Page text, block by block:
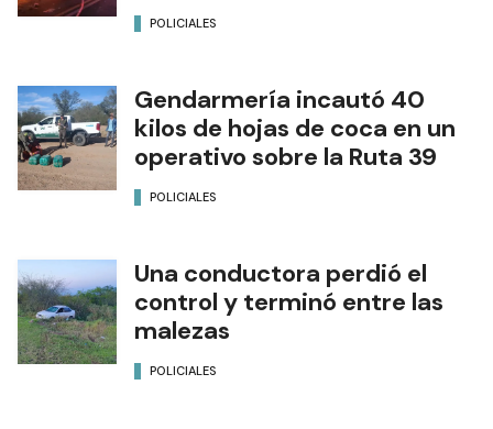
POLICIALES
Gendarmería incautó 40
kilos de hojas de coca en un
operativo sobre la Ruta 39
POLICIALES
Una conductora perdió el
control y terminó entre las
malezas
POLICIALES